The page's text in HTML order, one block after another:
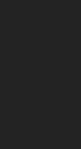
و جهت